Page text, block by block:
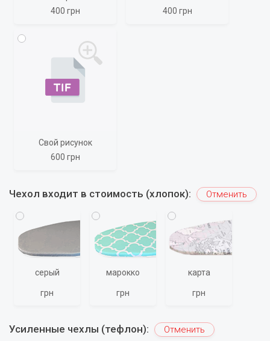
400 грн
400 грн
Свой рисунок
600 грн
Чехол входит в стоимость (хлопок): Отменить
серый
грн
марокко
грн
карта
грн
Усиленные чехлы (тефлон): Отменить